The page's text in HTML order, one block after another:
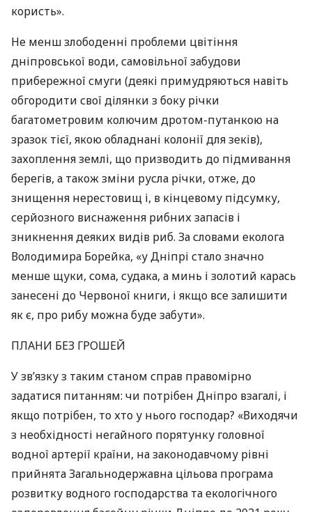
користь».
Не менш злободенні проблеми цвітіння
дніпровської води, самовільної забудови
прибережної смуги (деякі примудряються навіть
обгородити свої ділянки з боку річки
багатометровим колючим дротом-путанкою на
зразок тієї, якою обладнані колонії для зеків),
захоплення землі, що призводить до підмивання
берегів, а також зміни русла річки, отже, до
знищення нерестовищ і, в кінцевому підсумку,
серйозного виснаження рибних запасів і
зникнення деяких видів риб. За словами еколога
Володимира Борейка, «у Дніпрі стало значно
менше щуки, сома, судака, а минь і золотий карась
занесені до Червоної книги, і якщо все залишити
як є, про рибу можна буде забути».
ПЛАНИ БЕЗ ГРОШЕЙ
У зв’язку з таким станом справ правомірно
задатися питанням: чи потрібен Дніпро взагалі, і
якщо потрібен, то хто у нього господар? «Виходячи
з необхідності негайного порятунку головної
водної артерії країни, на законодавчому рівні
прийнята Загальнодержавна цільова програма
розвитку водного господарства та екологічного